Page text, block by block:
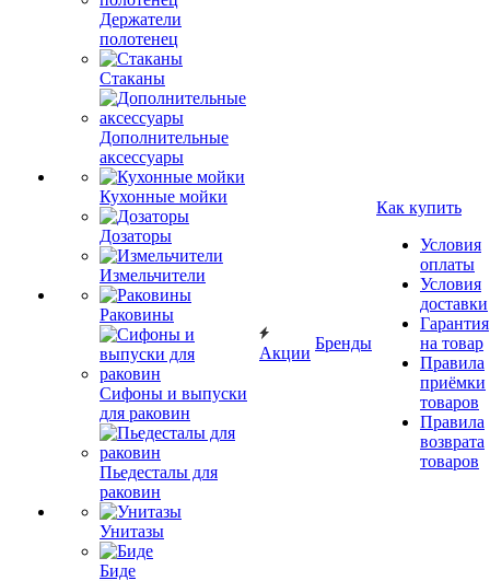
Держатели
полотенец
Стаканы
Дополнительные
аксессуары
Кухонные мойки
Дозаторы
Измельчители
Раковины
Сифоны и выпуски
для раковин
Пьедесталы для
раковин
Унитазы
Биде
Акции
Бренды
Как купить
Условия
оплаты
Условия
доставки
Гарантия
на товар
Правила
приёмки
товаров
Правила
возврата
товаров